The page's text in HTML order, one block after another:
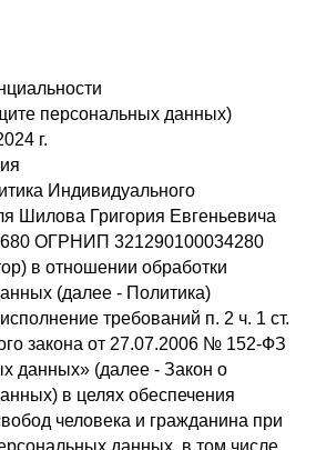
персональных данных)
г.
Индивидуального
Шилова Григория Евгеньевича
ОГРНИП 321290100034280
в отношении обработки
(далее - Политика)
требований п. 2 ч. 1 ст.
закона от 27.07.2006 № 152-ФЗ
данных» (далее - Закон о
в целях обеспечения
человека и гражданина при
данных, в том числе